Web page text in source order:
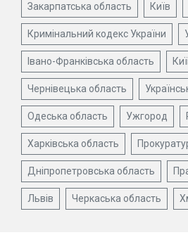
Закарпатська область Київ
Кримінальний кодекс України
Івано-Франківська область
Чернівецька область
Одеська область Ужгород
Харківська область
Дніпропетровська область
Львів Черкаська область